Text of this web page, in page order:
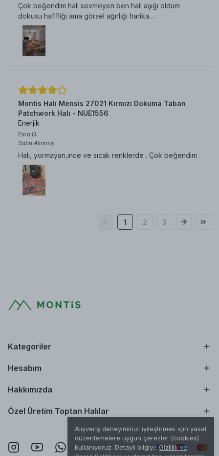
Alışveriş deneyiminizi iyileştirmek için yasal
düzenlemelere uygun çerezler (cookies)
kullanıyoruz. Detaylı bilgiyeGizlilik ve
Çok beğendim halı sevmeyen ben halı aşığı oldum
dokusu hafifliği ama görsel ağırlığı harika…
Montis Halı Mensis 27021 Kırmızı Dokuma Taban
Patchwork Halı - NUE1556
Enerjik
Esra D.
Satın Alınmış
Halı, yormayan,ince ve sıcak renklerde . Çok beğendim
1 2 3
Kategoriler
Hesabım
Hakkımızda
Özel Üretim Toptan Halılar